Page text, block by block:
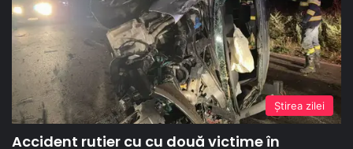
Ştirea zilei
Accident rutier cu cu două victime în